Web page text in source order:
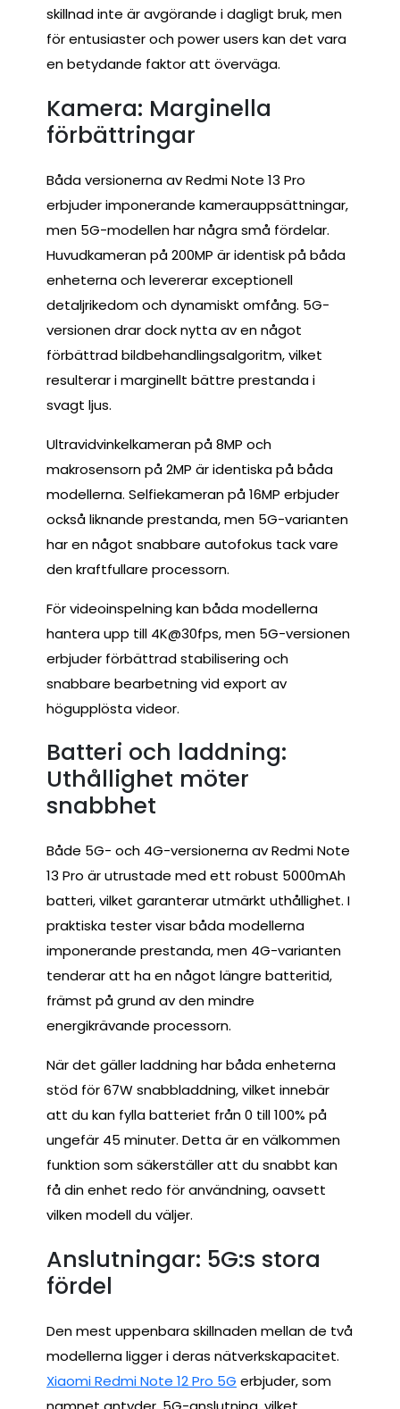
skillnad inte är avgörande i dagligt bruk, men
för entusiaster och power users kan det vara
en betydande faktor att överväga.
Kamera: Marginella
förbättringar
Båda versionerna av Redmi Note 13 Pro
erbjuder imponerande kamerauppsättningar,
men 5G-modellen har några små fördelar.
Huvudkameran på 200MP är identisk på båda
enheterna och levererar exceptionell
detaljrikedom och dynamiskt omfång. 5G-
versionen drar dock nytta av en något
förbättrad bildbehandlingsalgoritm, vilket
resulterar i marginellt bättre prestanda i
svagt ljus.
Ultravidvinkelkameran på 8MP och
makrosensorn på 2MP är identiska på båda
modellerna. Selfiekameran på 16MP erbjuder
också liknande prestanda, men 5G-varianten
har en något snabbare autofokus tack vare
den kraftfullare processorn.
För videoinspelning kan båda modellerna
hantera upp till 4K@30fps, men 5G-versionen
erbjuder förbättrad stabilisering och
snabbare bearbetning vid export av
högupplösta videor.
Batteri och laddning:
Uthållighet möter
snabbhet
Både 5G- och 4G-versionerna av Redmi Note
13 Pro är utrustade med ett robust 5000mAh
batteri, vilket garanterar utmärkt uthållighet. I
praktiska tester visar båda modellerna
imponerande prestanda, men 4G-varianten
tenderar att ha en något längre batteritid,
främst på grund av den mindre
energikrävande processorn.
När det gäller laddning har båda enheterna
stöd för 67W snabbladdning, vilket innebär
att du kan fylla batteriet från 0 till 100% på
ungefär 45 minuter. Detta är en välkommen
funktion som säkerställer att du snabbt kan
få din enhet redo för användning, oavsett
vilken modell du väljer.
Anslutningar: 5G:s stora
fördel
Den mest uppenbara skillnaden mellan de två
modellerna ligger i deras nätverkskapacitet.
Xiaomi Redmi Note 12 Pro 5G erbjuder, som